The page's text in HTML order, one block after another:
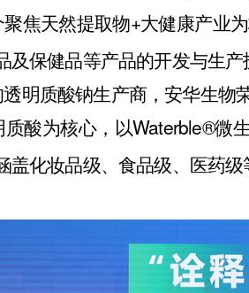
焦天然提取物+大健康产业
保健品等产品的开发与生产
明质酸钠生产商，安华生物
酸为核心，以Waterble®微
化妆品级、食品级、医药级